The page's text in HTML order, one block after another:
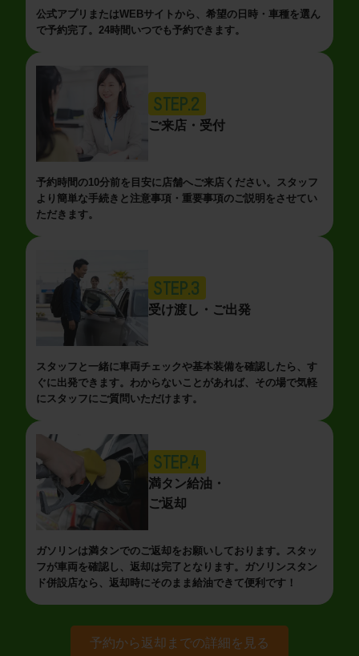
公式アプリまたはWEBサイトから、希望の日時・車種を選ん
で予約完了。24時間いつでも予約できます。
STEP.2
ご来店・受付
予約時間の10分前を目安に店舗へご来店ください。スタッフ
より簡単な手続きと注意事項・重要事項のご説明をさせてい
ただきます。
STEP.3
受け渡し・ご出発
スタッフと一緒に車両チェックや基本装備を確認したら、す
ぐに出発できます。わからないことがあれば、その場で気軽
にスタッフにご質問いただけます。
STEP.4
満タン給油・
ご返却
ガソリンは満タンでのご返却をお願いしております。スタッ
フが車両を確認し、返却は完了となります。ガソリンスタン
ド併設店なら、返却時にそのまま給油できて便利です！
予約から返却までの詳細を見る